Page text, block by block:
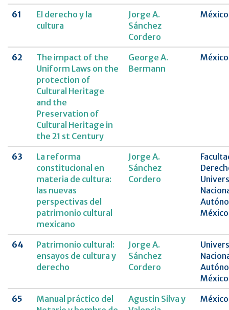
61
El derecho y la
cultura
Jorge A.
Sánchez
Cordero
México
62
The impact of the
Uniform Laws on the
protection of
Cultural Heritage
and the
Preservation of
Cultural Heritage in
the 21 st Century
George A.
Bermann
México
63
La reforma
constitucional en
materia de cultura:
las nuevas
perspectivas del
patrimonio cultural
mexicano
Jorge A.
Sánchez
Cordero
México
64
Patrimonio cultural:
ensayos de cultura y
derecho
Jorge A.
Sánchez
Cordero
México
65
Manual práctico del
Agustin Silva y
México